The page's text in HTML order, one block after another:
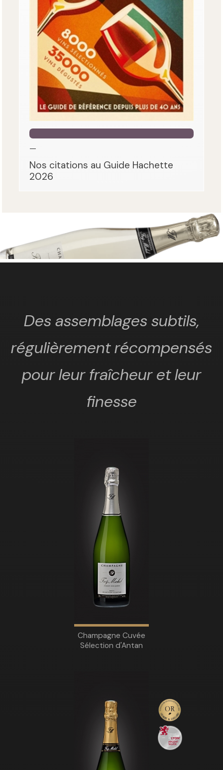
—
Nos citations au Guide Hachette
2026
Des assemblages subtils,
régulièrement récompensés
pour leur fraîcheur et leur
finesse
Champagne Cuvée
Sélection d'Antan